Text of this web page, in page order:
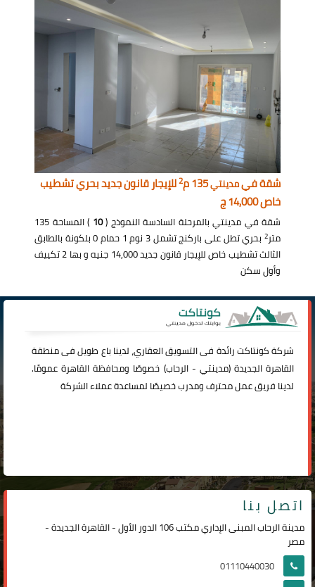
شقة فيمدينتي135 م 2للإيجار قانون جديد بحري تشطيب
خاص 14,000 ج
شقة في مدينتي بالمرحلة السادسة النموذج (10
) المساحة 135
متر2
بحري تطل على باركنج تشمل 3 نوم 1 حمام 0 بلكونة بالطابق
الثالث تشطيب خاص للإيجار قانون جديد 14,000 جنيه و بها 2 تكييف
وأول سكن
شركةكونتاكترائدة فى التسويق العقاري، لدينا باع طويل فى منطقة
القاهرة الجديدة (مدينتي -الرحاب) خصوصًا ومحافظة القاهرة عمومًا.
لدينا فريق عمل محترف ومدرب خصيصًا لمساعدة عملاء الشركة
اتصل بنا
مدينة الرحاب المبنى الإداري مكتب 106 الدور الأول - القاهرة الجديدة -
مصر
01110440030